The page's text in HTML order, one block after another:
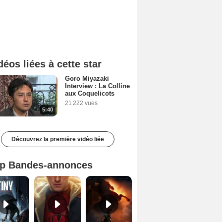
liées à cette star
5:40
Goro Miyazaki
Interview : La Colline
aux Coquelicots
21 222 vues
Découvrez la première vidéo liée
Bandes-annonces
Mutiny Bande-annonce VO STFR Spider-Man: Brand New Day Bande-annonce VO STFR